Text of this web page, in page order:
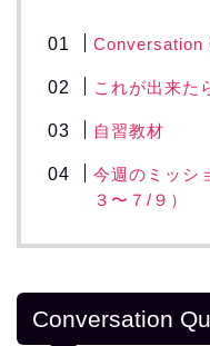
Conversation
これが出来た
自習教材
今週のミッシ
３〜７/９）
Conversation